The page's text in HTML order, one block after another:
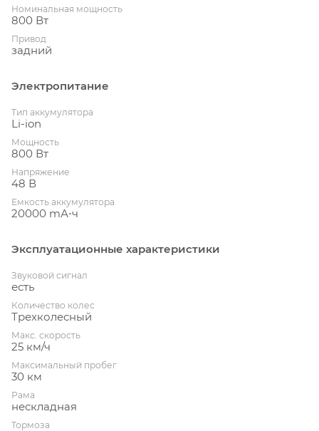
Номинальная мощность
800 Вт
Привод
задний
Электропитание
Тип аккумулятора
Li-ion
Мощность
800 Вт
Напряжение
48 В
Емкость аккумулятора
20000 mА⋅ч
Эксплуатационные характеристики
Звуковой сигнал
есть
Количество колес
Трехколесный
Макс. скорость
25 км/ч
Максимальный пробег
30 км
Рама
нескладная
Тормоза